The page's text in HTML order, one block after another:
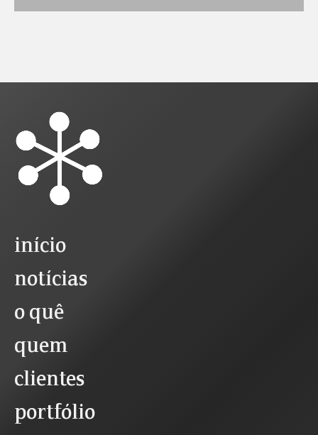
início
notícias
o quê
quem
clientes
portfólio